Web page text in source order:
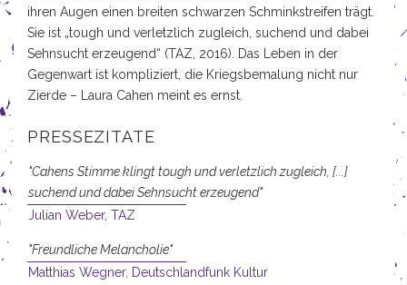
ihren Augen einen breiten schwarzen Schminkstreifen trägt.
Sie ist „tough und verletzlich zugleich, suchend und dabei
Sehnsucht erzeugend“ (TAZ, 2016). Das Leben in der
Gegenwart ist kompliziert, die Kriegsbemalung nicht nur
Zierde – Laura Cahen meint es ernst.
PRESSEZITATE
"Cahens Stimme klingt tough und verletzlich zugleich, [...]
suchend und dabei Sehnsucht erzeugend"
Julian Weber, TAZ
"Freundliche Melancholie"
Matthias Wegner, Deutschlandfunk Kultur